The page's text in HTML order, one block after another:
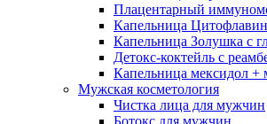
Плацентарный
Капельница Цитофлавин
Капельница Золушка с
Детокс-коктейль с
Капельница мексидол +
Мужская косметология
Чистка лица для мужчин
Ботокс для мужчин